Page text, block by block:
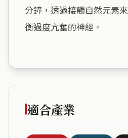
分鐘，透過接觸自然元素
衡過度亢奮的神經。
適合產業